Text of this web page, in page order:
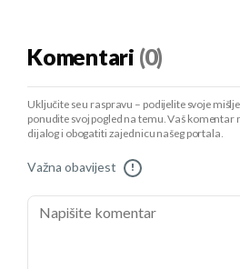
Komentari (0)
Uključite se u raspravu – podijelite svoje
ponudite svoj pogled na temu. Vaš
dijalog i obogatiti zajednicu našeg portala.
Važna obavijest !